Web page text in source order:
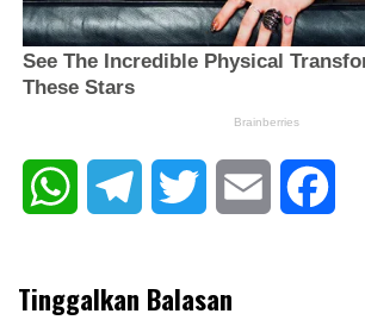
WhatsAppTelegram Twitter Email
Tinggalkan Balasan